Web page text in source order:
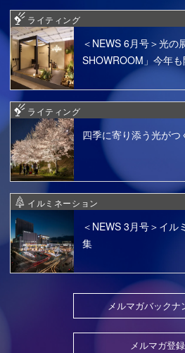
ライティング
＜NEWS 6月号＞光の
SHOWROOM」今年も
ライティング
四季に寄り添う光がつ
イルミネーション
＜NEWS 3月号＞イル
集
メルマガバックナ
メルマガ登録